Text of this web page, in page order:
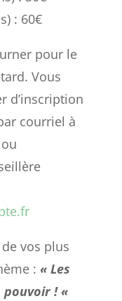
: 60€
pour le
Vous
d’inscription
courriel à
vos plus
: « Les
pouvoir ! «